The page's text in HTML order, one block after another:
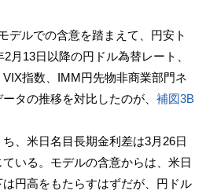
デルでの含意を踏まえて、円安ト
月13日以降の円ドル為替レート、
指数、IMM円先物非商業部門ネ
タの推移を対比したのが、補図3B
、米日名目長期金利差は3月26日
いる。モデルの含意からは、米日
円高をもたらすはずだが、円ドル